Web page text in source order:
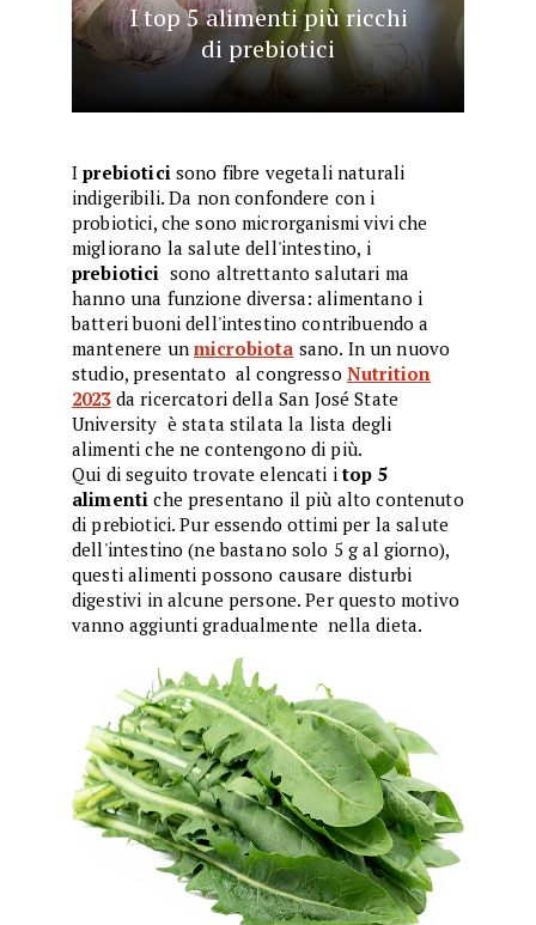
I top 5 alimenti più ricchi
di prebiotici
Iprebiotici sono fibre vegetali naturali
indigeribili. Da non confondere con i
probiotici, che sono microrganismi vivi che
migliorano la salute dell'intestino, i
prebiotici sono altrettanto salutari ma
hanno una funzione diversa: alimentano i
batteri buoni dell'intestino contribuendo a
mantenere un microbiota sano. In un nuovo
studio, presentato al congresso Nutrition
2023da ricercatori della San José State
University è stata stilata la lista degli
alimenti che ne contengono di più.
Qui di seguito trovate elencati itop 5
alimenti che presentano il più alto contenuto
di prebiotici. Pur essendo ottimi per la salute
dell'intestino (ne bastano solo 5 g al giorno),
questi alimenti possono causare disturbi
digestivi in alcune persone. Per questo motivo
vanno aggiunti gradualmente nella dieta.